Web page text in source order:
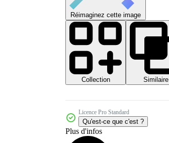
Réimaginez cette image
Collection
Similaire
Licence Pro Standard
Qu'est-ce que c'est ?
Plus d'infos